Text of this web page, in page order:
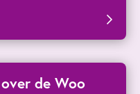
de Woo